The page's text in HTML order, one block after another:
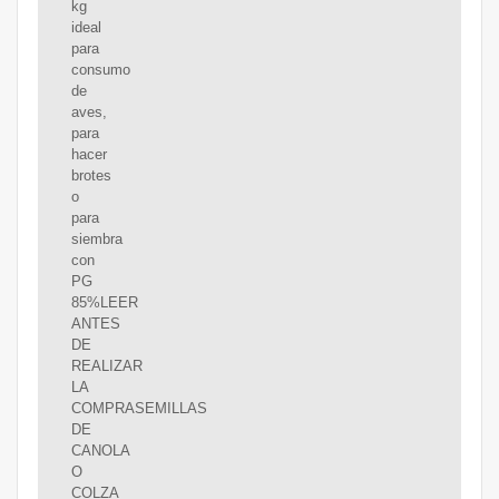
kg
ideal
para
consumo
de
aves,
para
hacer
brotes
o
para
siembra
con
PG
85%LEER
ANTES
DE
REALIZAR
LA
COMPRASEMILLAS
DE
CANOLA
O
COLZA